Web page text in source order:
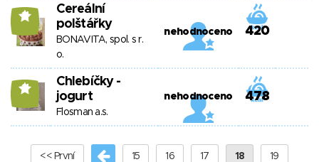
11
Cereální
polštářky
BONAVITA, spol. s r.
o.
nehodnoceno 420
11
Chlebíčky -
jogurt
Flosman a.s.
nehodnoceno 478
<< První 15 16 17 18 19